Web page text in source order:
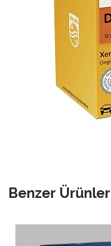
Benzer Ürünler